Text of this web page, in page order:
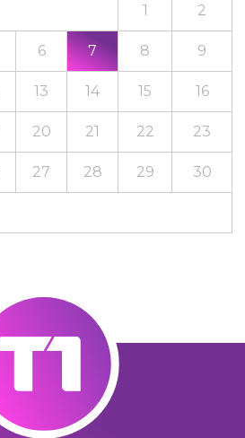
1 2
6 7 8 9
13 14 15 16
20 21 22 23
27 28 29 30